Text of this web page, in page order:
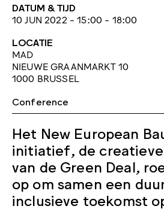
DATUM & TIJD
10 JUN 2022 - 15:00 - 18:00
LOCATIE
MAD
NIEUWE GRAANMARKT 10
1000 BRUSSEL
Conference
Het New European
initiatief, de
van de Green Deal,
op om samen een
inclusieve toekomst